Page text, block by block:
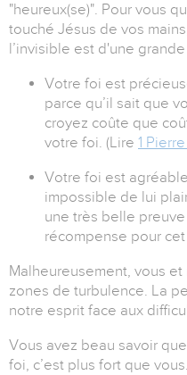
"heureux(se)". Pour vous
touché Jésus de vos
l’invisible est d'une
Votre foi est
parce qu’il sait que
croyez coûte que
votre foi. (Lire 1 Pierre
Votre foi est
impossible de lui
une très belle preuve
récompense pour
Malheureusement, vous
zones de turbulence. La
notre esprit face aux
Vous avez beau savoir
foi, c’est plus fort que